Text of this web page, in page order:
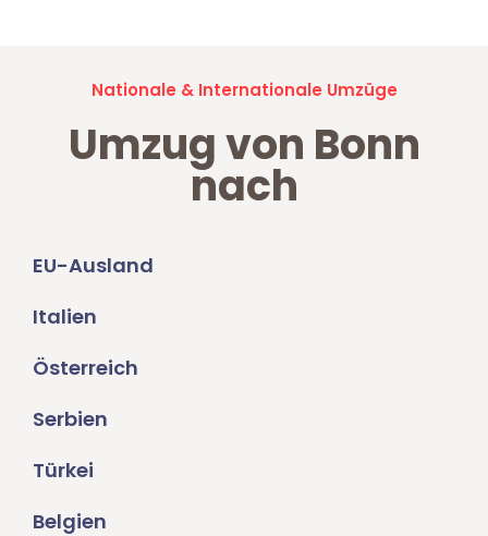
Nationale & Internationale Umzüge
Umzug von Bonn
nach
EU-Ausland
Italien
Österreich
Serbien
Türkei
Belgien